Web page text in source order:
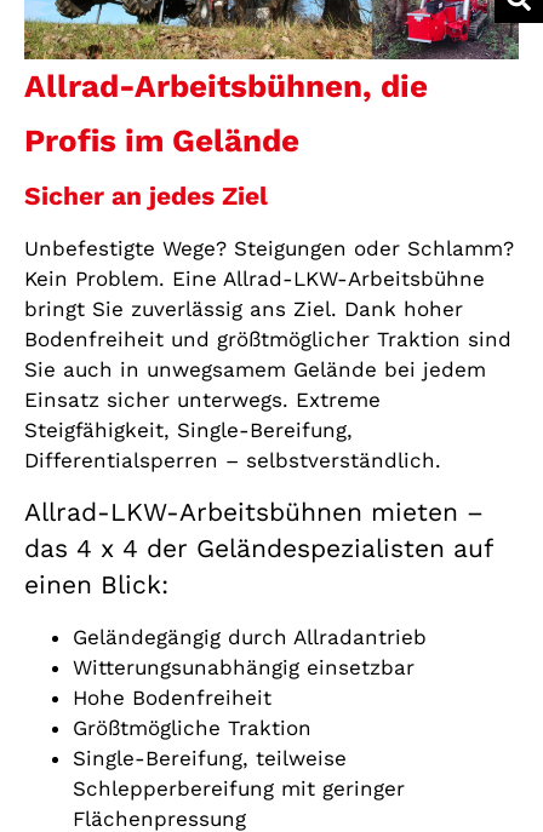
Allrad-Arbeitsbühnen, die
Profis im Gelände
Sicher an jedes Ziel
Unbefestigte Wege? Steigungen oder Schlamm?
Kein Problem. Eine Allrad-LKW-Arbeitsbühne
bringt Sie zuverlässig ans Ziel. Dank hoher
Bodenfreiheit und größtmöglicher Traktion sind
Sie auch in unwegsamem Gelände bei jedem
Einsatz sicher unterwegs. Extreme
Steigfähigkeit, Single-Bereifung,
Differentialsperren – selbstverständlich.
Allrad-LKW-Arbeitsbühnen mieten –
das 4 x 4 der Geländespezialisten auf
einen Blick:
Geländegängig durch Allradantrieb
Witterungsunabhängig einsetzbar
Hohe Bodenfreiheit
Größtmögliche Traktion
Single-Bereifung, teilweise
Schlepperbereifung mit geringer
Flächenpressung